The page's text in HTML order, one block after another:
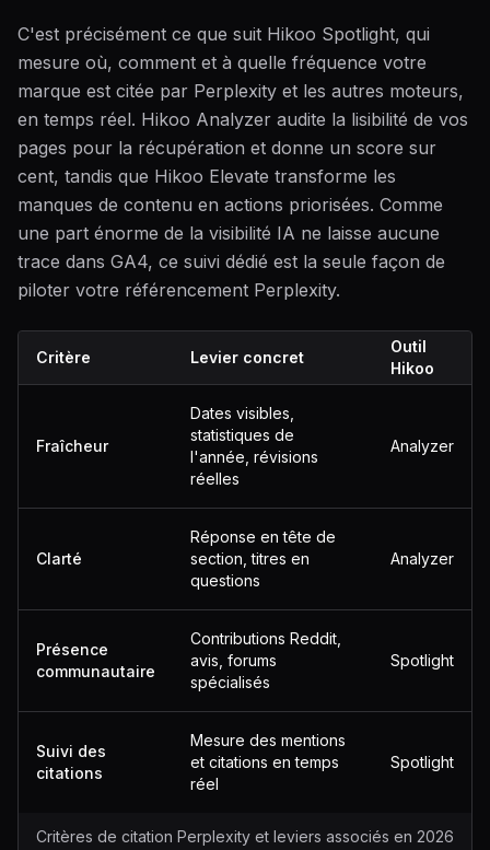
C'est précisément ce que suit Hikoo Spotlight, qui
mesure où, comment et à quelle fréquence votre
marque est citée par Perplexity et les autres moteurs,
en temps réel. Hikoo Analyzer audite la lisibilité de vos
pages pour la récupération et donne un score sur
cent, tandis que Hikoo Elevate transforme les
manques de contenu en actions priorisées. Comme
une part énorme de la visibilité IA ne laisse aucune
trace dans GA4, ce suivi dédié est la seule façon de
piloter votre référencement Perplexity.
Critères de citation Perplexity et leviers associés en 2026
Critère Levier concret
Outil
Hikoo
Fraîcheur
Dates visibles,
statistiques de
l'année, révisions
réelles
Analyzer
Clarté
Réponse en tête de
section, titres en
questions
Analyzer
Présence
communautaire
Contributions Reddit,
avis, forums
spécialisés
Spotlight
Suivi des
citations
Mesure des mentions
et citations en temps
réel
Spotlight